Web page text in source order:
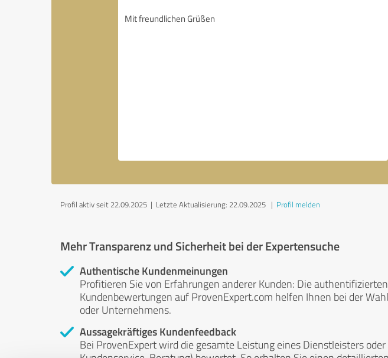
Profil aktiv seit 22.09.2025 | Letzte Aktualisierung: 22.09.2025 | Profil melden
Mehr Transparenz und Sicherheit bei der Expertensuche
Authentische Kundenmeinungen
Profitieren Sie von Erfahrungen anderer Kunden: Die authentifizierten
Kundenbewertungen auf ProvenExpert.com helfen Ihnen bei der
oder Unternehmens.
Aussagekräftiges Kundenfeedback
Bei ProvenExpert wird die gesamte Leistung eines Dienstleisters